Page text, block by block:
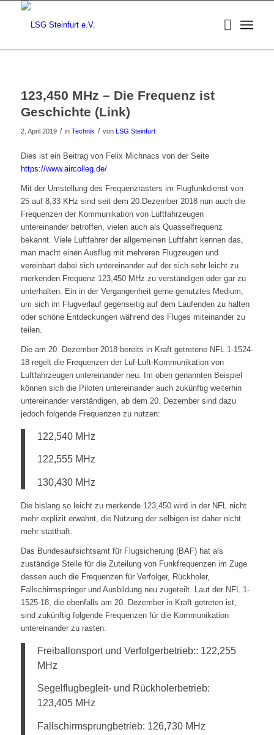
123,450 MHz – Die Frequenz ist
Geschichte (Link)
2. April 2019 / in Technik / von LSG Steinfurt
Dies ist ein Beitrag von Felix Michnacs von der Seite
https://www.aircolleg.de/
Mit der Umstellung des Frequenzrasters im Flugfunkdienst von
25 auf 8,33 KHz sind seit dem 20.Dezember 2018 nun auch die
Frequenzen der Kommunikation von Luftfahrzeugen
untereinander betroffen, vielen auch als Quasselfrequenz
bekannt. Viele Luftfahrer der allgemeinen Luftfahrt kennen das,
man macht einen Ausflug mit mehreren Flugzeugen und
vereinbart dabei sich untereinander auf der sich sehr leicht zu
merkenden Frequenz 123,450 MHz zu verständigen oder gar zu
unterhalten. Ein in der Vergangenheit gerne genutztes Medium,
um sich im Flugverlauf gegenseitig auf dem Laufenden zu halten
oder schöne Entdeckungen während des Fluges miteinander zu
teilen.
Die am 20. Dezember 2018 bereits in Kraft getretene NFL 1-1524-
18 regelt die Frequenzen der Luf-Luft-Kommunikation von
Luftfahrzeugen untereinander neu. Im oben genannten Beispiel
können sich die Piloten untereinander auch zukünftig weiterhin
untereinander verständigen, ab dem 20. Dezember sind dazu
jedoch folgende Frequenzen zu nutzen:
122,540 MHz
122,555 MHz
130,430 MHz
Die bislang so leicht zu merkende 123,450 wird in der NFL nicht
mehr explizit erwähnt, die Nutzung der selbigen ist daher nicht
mehr statthaft.
Das Bundesaufsichtsamt für Flugsicherung (BAF) hat als
zuständige Stelle für die Zuteilung von Funkfrequenzen im Zuge
dessen auch die Frequenzen für Verfolger, Rückholer,
Fallschirmspringer und Ausbildung neu zugeteilt. Laut der NFL 1-
1525-18, die ebenfalls am 20. Dezember in Kraft getreten ist,
sind zukünftig folgende Frequenzen für die Kommunikation
untereinander zu rasten:
Freiballonsport und Verfolgerbetrieb:: 122,255
MHz
Segelflugbegleit- und Rückholerbetrieb:
123,405 MHz
Fallschirmsprungbetrieb: 126,730 MHz